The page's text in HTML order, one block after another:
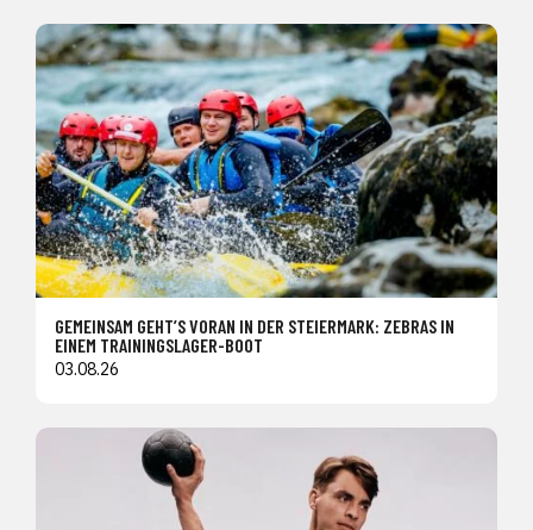
GEMEINSAM GEHT’S VORAN IN DER STEIERMARK: ZEBRAS IN
EINEM TRAININGSLAGER-BOOT
03.08.26